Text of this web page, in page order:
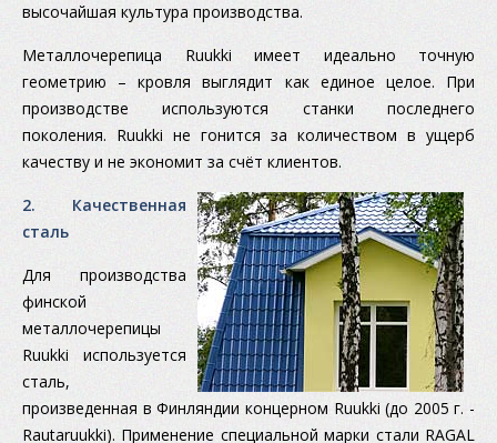
высочайшая культура производства.
Металлочерепица Ruukki имеет идеально точную
геометрию – кровля выглядит как единое целое. При
производстве используются станки последнего
поколения. Ruukki не гонится за количеством в ущерб
качеству и не экономит за счёт клиентов.
2. Качественная
сталь
Для производства
финской
металлочерепицы
Ruukki используется
сталь,
произведенная в Финляндии концерном Ruukki (до 2005 г. -
Rautaruukki). Применение специальной марки стали RAGAL